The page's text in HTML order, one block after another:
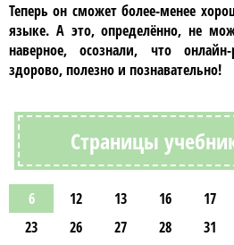
Теперь он сможет более-менее
языке. А это, определённо, не
наверное, осознали, что
здорово, полезно и познавательно!
Страницы
6 12 13 16 17
23
26 27 28 31